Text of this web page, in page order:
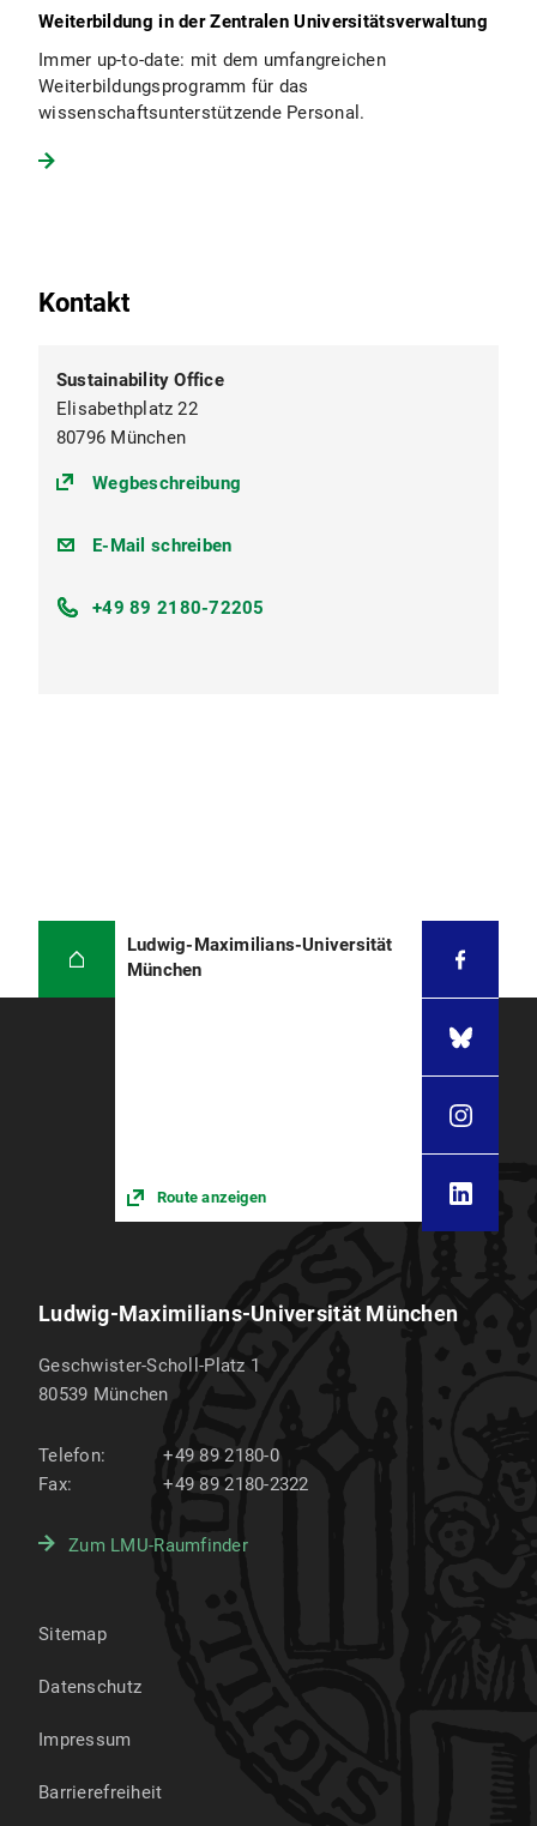
Weiterbildung in der Zentralen Universitätsverwaltung
Immer up-to-date: mit dem umfangreichen
Weiterbildungsprogramm für das
wissenschaftsunterstützende Personal.
Kontakt
Sustainability Office
Elisabethplatz 22
80796 München
Wegbeschreibung
nachhaltigkeit@lmu.de
E-Mail schreiben
+49 89 2180-72205
Ludwig-Maximilians-Universität
München
Route anzeigen
Ludwig-Maximilians-Universität München
Geschwister-Scholl-Platz 1
80539 München
Telefon:
+49 89 2180-0
Fax:
+49 89 2180-2322
Zum LMU-Raumfinder
Sitemap
Datenschutz
Impressum
Barrierefreiheit